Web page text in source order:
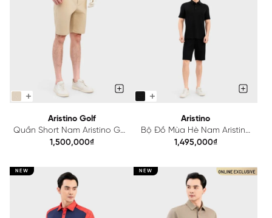
Aristino Golf
Quần Short Nam Aristino Golf
Golf Fit ASOG02AAH2
1,500,000₫
Aristino
Bộ Đồ Mùa Hè Nam Aristino
AST201SAH2
1,495,000₫
NEW NEW